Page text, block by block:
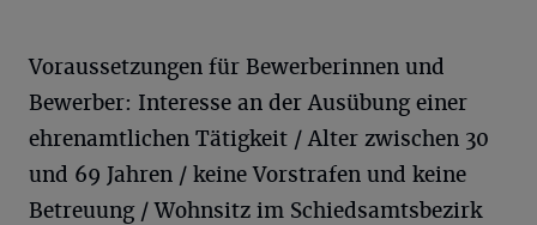
Voraussetzungen für Bewerberinnen und
Bewerber: Interesse an der Ausübung einer
ehrenamtlichen Tätigkeit / Alter zwischen 30
und 69 Jahren / keine Vorstrafen und keine
Betreuung / Wohnsitz im Schiedsamtsbezirk